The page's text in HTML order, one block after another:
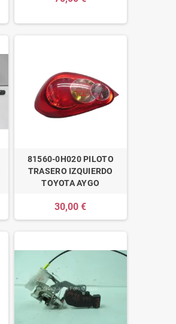
81560-0H020 PILOTO
TRASERO IZQUIERDO
TOYOTA AYGO
30,00 €